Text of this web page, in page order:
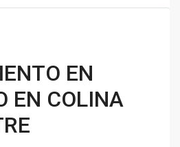
EN
EN COLINA